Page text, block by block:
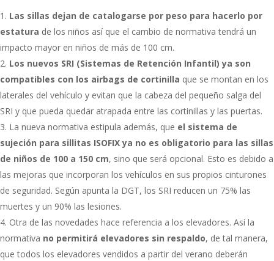
Las sillas dejan de catalogarse por peso para hacerlo por
estatura de los niños así que el cambio de normativa tendrá un
impacto mayor en niños de más de 100 cm.
Los nuevos SRI (Sistemas de Retención Infantil) ya son
compatibles con los airbags de cortinilla que se montan en los
laterales del vehículo y evitan que la cabeza del pequeño salga del
SRI y que pueda quedar atrapada entre las cortinillas y las puertas.
La nueva normativa estipula además, que el sistema de
sujeción para sillitas ISOFIX ya no es obligatorio para las sillas
de niños de 100 a 150 cm, sino que será opcional. Esto es debido a
las mejoras que incorporan los vehículos en sus propios cinturones
de seguridad. Según apunta la DGT, los SRI reducen un 75% las
muertes y un 90% las lesiones.
Otra de las novedades hace referencia a los elevadores. Así la
normativa no permitirá elevadores sin respaldo, de tal manera,
que todos los elevadores vendidos a partir del verano deberán